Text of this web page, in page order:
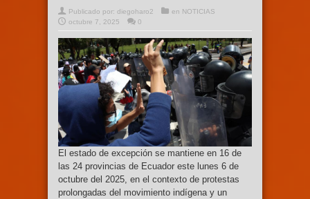
Publicado por: diegoharo2 en NOTICIAS
octubre 7, 2025
0
El estado de excepción se mantiene en 16 de
las 24 provincias de Ecuador este lunes 6 de
octubre del 2025, en el contexto de protestas
prolongadas del movimiento indígena y un